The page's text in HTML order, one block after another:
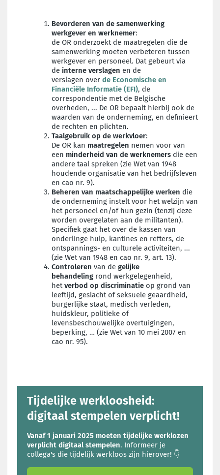
Bevorderen van de samenwerking
werkgever en werknemer:
de OR onderzoekt de maatregelen die de
samenwerking moeten verbeteren tussen
werkgever en personeel. Dat gebeurt via
de interne verslagen en de
verslagen over de Economische en
Financiële Informatie (EFI), de
correspondentie met de Belgische
overheden, ... De OR bepaalt hierbij ook de
waarden van de onderneming, en definieert
de rechten en plichten.
Taalgebruik op de werkvloer:
De OR kan maatregelen nemen voor van
een minderheid van de werknemers die een
andere taal spreken (zie Wet van 1948
houdende organisatie van het bedrijfsleven
en cao nr. 9).
Beheren van maatschappelijke werken die
de onderneming instelt voor het welzijn van
het personeel en/of hun gezin (tenzij deze
worden overgelaten aan de militanten).
Specifiek gaat het over de kassen van
onderlinge hulp, kantines en refters, de
ontspannings- en culturele activiteiten, ...
(zie Wet van 1948 en cao nr. 9, art. 13).
Controleren van de gelijke
behandeling rond werkgelegenheid,
het verbod op discriminatie op grond van
leeftijd, geslacht of seksuele geaardheid,
burgerlijke staat, medisch verleden,
huidskleur, politieke of
levensbeschouwelijke overtuigingen,
beperking, … (zie Wet van 10 mei 2007 en
cao nr. 95).
Tijdelijke werkloosheid:
digitaal stempelen verplicht!
Vanaf 1 januari 2025 moeten tijdelijke werklozen
verplicht digitaal stempelen. Informeer je
collega's die tijdelijk werkloos zijn hierover! 👇